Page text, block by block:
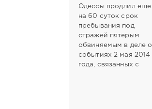
Одессы продлил еще
на 60 суток срок
пребывания под
стражей пятерым
обвиняемым в деле о
событиях 2 мая 2014
года, связанных с